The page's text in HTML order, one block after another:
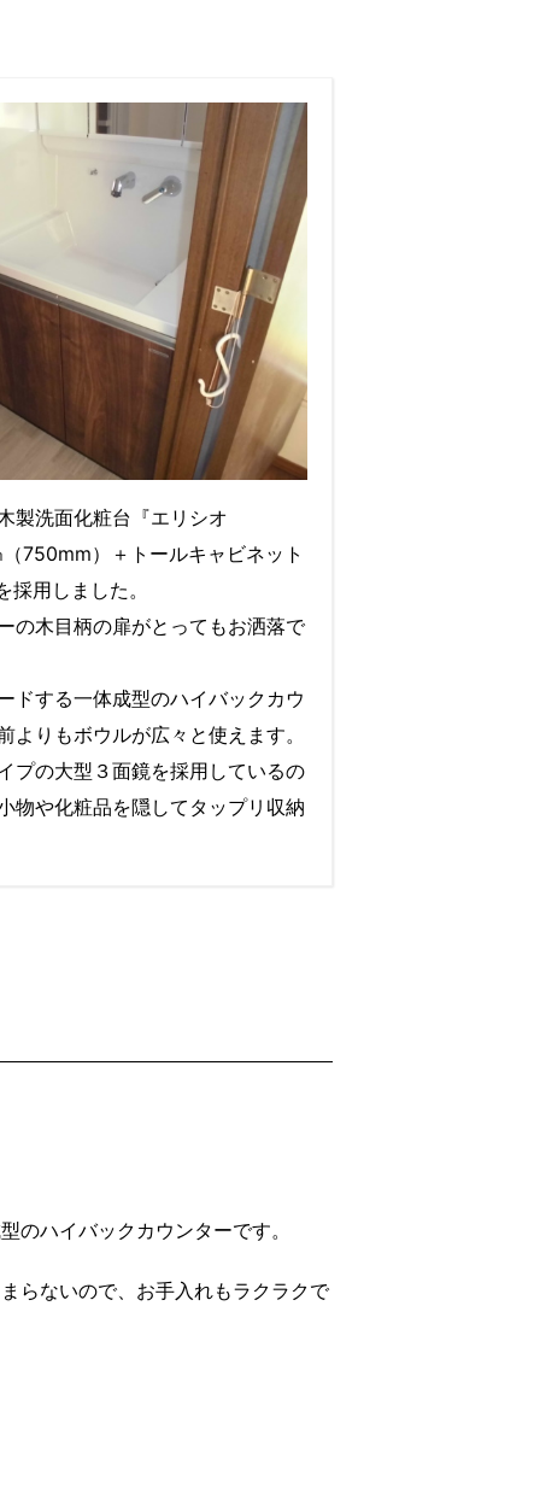
製洗面化粧台『エリシオ
750mm）＋トールキャビネット
用しました。
の木目柄の扉がとってもお洒落で
ドする一体成型のハイバックカウ
よりもボウルが広々と使えます。
プの大型３面鏡を採用しているの
物や化粧品を隠してタップリ収納
のハイバックカウンターです。
らないので、お手入れもラクラクで